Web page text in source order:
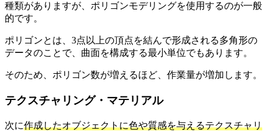
種類がありますが、ポリゴンモデリングを使用するのが一般
的です。
ポリゴンとは、3点以上の頂点を結んで形成される多角形の
データのことで、曲面を構成する最小単位でもあります。
そのため、ポリゴン数が増えるほど、作業量が増加します。
テクスチャリング・マテリアル
次に作成したオブジェクトに色や質感を与えるテクスチャリ